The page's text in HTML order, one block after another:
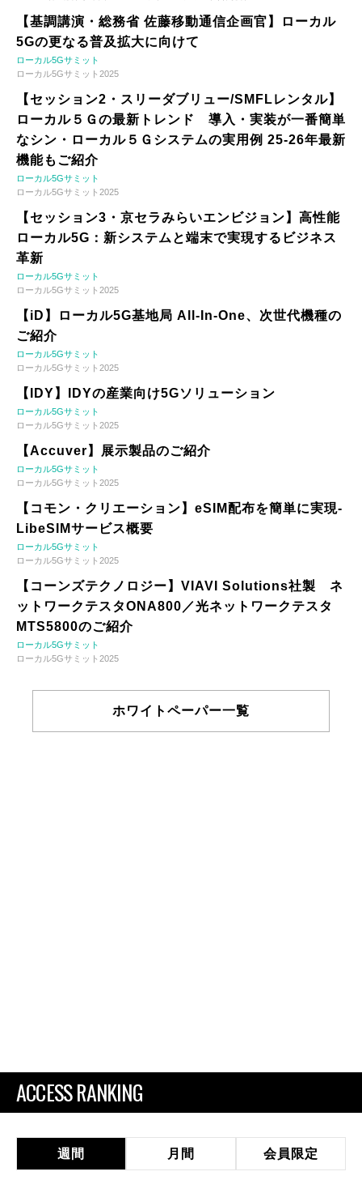
【基調講演・総務省 佐藤移動通信企画官】ローカル
5Gの更なる普及拡大に向けて
ローカル5Gサミット
ローカル5Gサミット2025
【セッション2・スリーダブリュー/SMFLレンタル】
ローカル５Ｇの最新トレンド 導入・実装が一番簡単
なシン・ローカル５Ｇシステムの実用例 25-26年最新
機能もご紹介
ローカル5Gサミット
ローカル5Gサミット2025
【セッション3・京セラみらいエンビジョン】高性能
ローカル5G：新システムと端末で実現するビジネス
革新
ローカル5Gサミット
ローカル5Gサミット2025
【iD】ローカル5G基地局 All-In-One、次世代機種の
ご紹介
ローカル5Gサミット
ローカル5Gサミット2025
【IDY】IDYの産業向け5Gソリューション
ローカル5Gサミット
ローカル5Gサミット2025
【Accuver】展示製品のご紹介
ローカル5Gサミット
ローカル5Gサミット2025
【コモン・クリエーション】eSIM配布を簡単に実現-
LibeSIMサービス概要
ローカル5Gサミット
ローカル5Gサミット2025
【コーンズテクノロジー】VIAVI Solutions社製 ネ
ットワークテスタONA800／光ネットワークテスタ
MTS5800のご紹介
ローカル5Gサミット
ローカル5Gサミット2025
ホワイトペーパー一覧
ACCESS RANKING
週間 月間 会員限定